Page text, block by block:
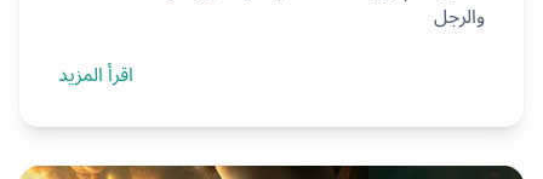
والرجل
اقرأ المزيد